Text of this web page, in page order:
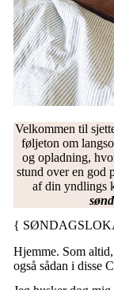
Velkommen til
føljeton om
og opladning,
stund over en god
af din yndlings
{
Hjemme. Som
også sådan i disse